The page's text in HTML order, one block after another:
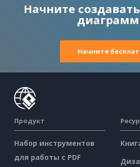
Начните
Начните
Продукт
Набор инструментов
для работы с PDF